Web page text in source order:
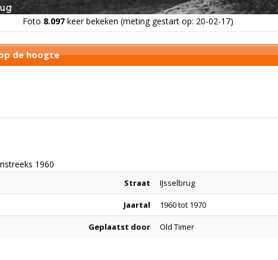
Foto 8.097keer bekeken (meting gestart op: 20-02-17)
de hoogte
1960
Straat IJsselbrug
Jaartal 1960 tot 1970
Geplaatst door Old Timer